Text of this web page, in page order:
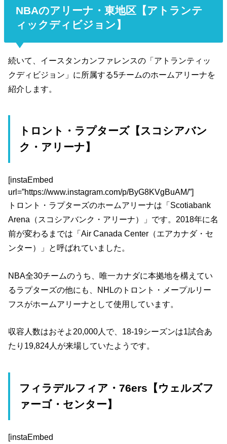
NBAのアリーナ・東地区【アトランテ
ィックディビジョン】
続いて、イースタンカンファレンスの「アトランティッ
クディビジョン」に所属する5チームのホームアリーナを
紹介します。
トロント・ラプターズ【スコシアバン
ク・アリーナ】
[instaEmbed
url=”https://www.instagram.com/p/ByG8KVgBuAM/”]
トロント・ラプターズのホームアリーナは「Scotiabank
Arena（スコシアバンク・アリーナ）」です。2018年に名
前が変わるまでは「Air Canada Center（エアカナダ・セ
ンター）」と呼ばれていました。
NBA全30チームのうち、唯一カナダに本拠地を構えてい
るラプターズの他にも、NHLのトロント・メープルリー
フスがホームアリーナとして使用しています。
収容人数はおそよ20,000人で、18-19シーズンは1試合あ
たり19,824人が来場していたようです。
フィラデルフィア・76ers【ウェルズフ
ァーゴ・センター】
[instaEmbed